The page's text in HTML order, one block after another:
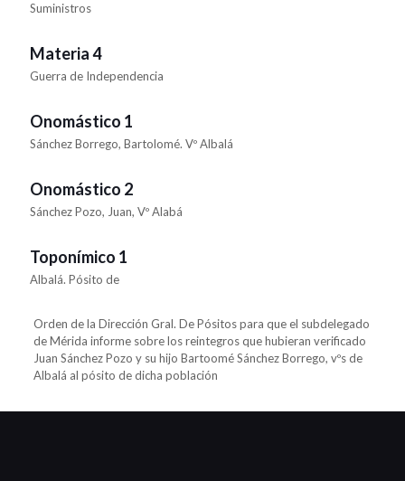
Suministros
Materia 4
Guerra de Independencia
Onomástico 1
Sánchez Borrego, Bartolomé. Vº Albalá
Onomástico 2
Sánchez Pozo, Juan, Vº Alabá
Toponímico 1
Albalá. Pósito de
Orden de la Dirección Gral. De Pósitos para que el subdelegado
de Mérida informe sobre los reintegros que hubieran verificado
Juan Sánchez Pozo y su hijo Bartoomé Sánchez Borrego, vºs de
Albalá al pósito de dicha población